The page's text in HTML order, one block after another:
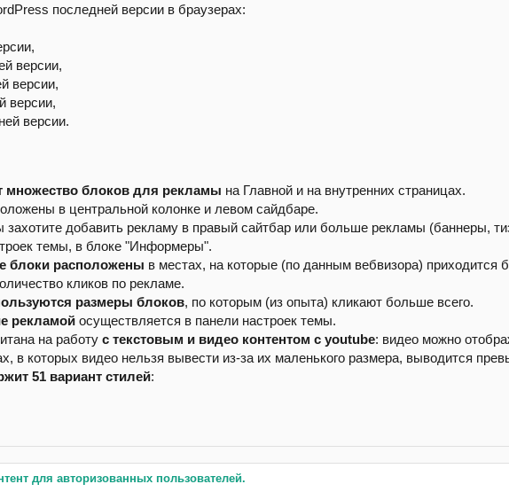
последней версии в браузерах:
версии,
версии,
версии,
версии.
множество блоков для рекламы на Главной и на внутренних страницах.
в центральной колонке и левом сайдбаре.
захотите добавить рекламу в правый сайтбар или больше рекламы (баннеры,
темы, в блоке "Информеры".
блоки расположены в местах, на которые (по данным вебвизора)
кликов по рекламе.
размеры блоков, по которым (из опыта) кликают больше всего.
рекламой осуществляется в панели настроек темы.
на работу с текстовым и видео контентом с youtube: видео можно
в которых видео нельзя вывести из-за их маленького размера, выводится
51 вариант стилей:
для авторизованных пользователей.